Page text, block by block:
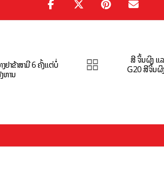
ຢາຂ້າສາມີ 6 ຄັ້ງແຕ່ບໍ່
ຫານ
ສີ ຈິ້ນຜິງ ແ
G20 ສີຈິ້ນຜິ